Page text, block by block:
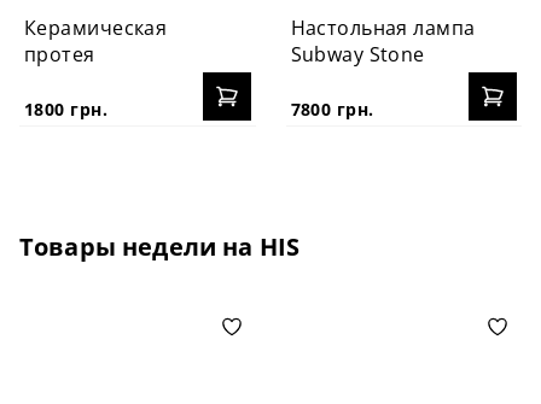
Керамическая
протея
1800 грн.
Настольная лампа
Subway Stone
7800 грн.
Товары недели на HIS